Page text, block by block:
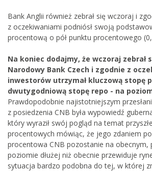
Bank Anglii również zebrał się wczoraj i
z oczekiwaniami podniósł swoją
procentową o pół punktu procentowego
Na koniec dodajmy, że wczoraj zebrał
Narodowy Bank Czech i zgodnie z
inwestorów utrzymał kluczową stopę
dwutygodniową stopę repo - na
Prawdopodobnie najistotniejszym
z posiedzenia CNB była wypowiedź
który wyraził swój pogląd na temat
procentowych mówiąc, że jego zdaniem
procentowa CNB pozostanie na obecnym,
poziomie dłużej niż obecnie przewiduje
sytuacja bardzo podobna do tej, w której